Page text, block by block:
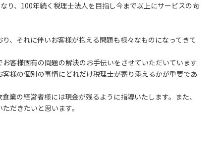
り、100年続く税理士法人を目指し今まで以上にサービスの向
、それに伴いお客様が抱える問題も様々なものになってきて
客様固有の問題の解決のお手伝いをさせていただいています
様の個別の事情にどれだけ税理士が寄り添えるかが重要であ
業の経営者様には現金が残るように指導いたします。また、
だきたいと思います。